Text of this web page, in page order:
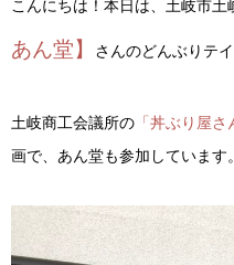
こんにちは！本日は、土岐市土
あん堂】
さんのどんぶりテ
土岐商工会議所の 「丼ぶり屋さ
画で、あん堂も参加しています。